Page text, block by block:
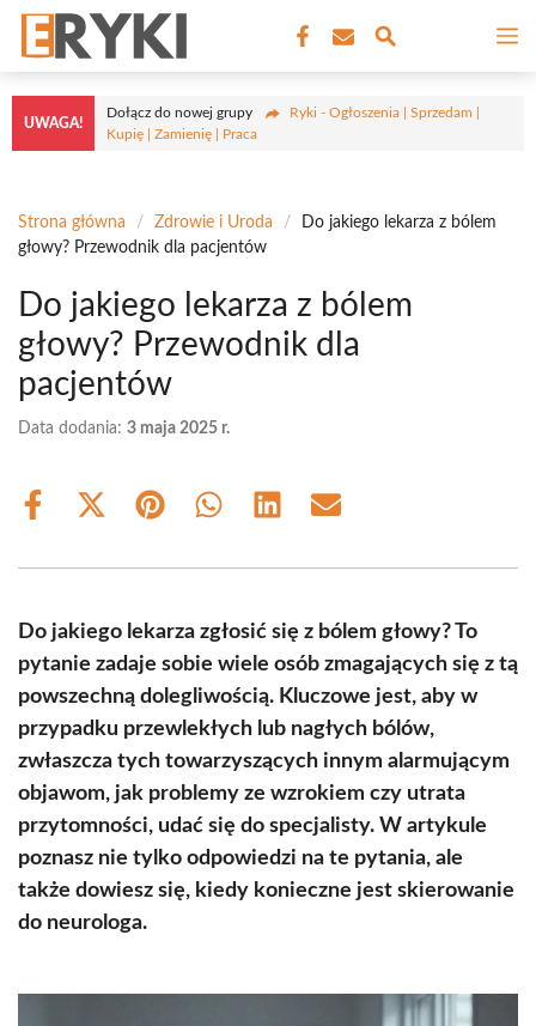
Przejdź
treści
UWAGA!
Dołącz do nowej grupy
Ryki - Ogłoszenia | Sprzedam |
Kupię | Zamienię | Praca
Strona główna / Zdrowie i Uroda /
Do jakiego lekarza z bólem
głowy? Przewodnik dla pacjentów
Do jakiego lekarza z bólem
głowy? Przewodnik dla
pacjentów
Data dodania: 3 maja 2025 r.
Share
Share
(Twitter)
Share Share Share Share
Do jakiego lekarza zgłosić się z bólem głowy? To
pytanie zadaje sobie wiele osób zmagających się z tą
powszechną dolegliwością. Kluczowe jest, aby w
przypadku przewlekłych lub nagłych bólów,
zwłaszcza tych towarzyszących innym alarmującym
objawom, jak problemy ze wzrokiem czy utrata
przytomności, udać się do specjalisty. W artykule
poznasz nie tylko odpowiedzi na te pytania, ale
także dowiesz się, kiedy konieczne jest skierowanie
do neurologa.